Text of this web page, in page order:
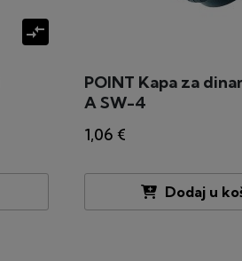
compare_arrows
POINT Kapa za
A SW-4
1,06 €
Dodaj u